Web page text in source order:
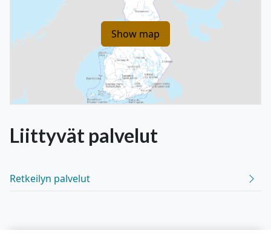
Show map
Liittyvät palvelut
Retkeilyn palvelut